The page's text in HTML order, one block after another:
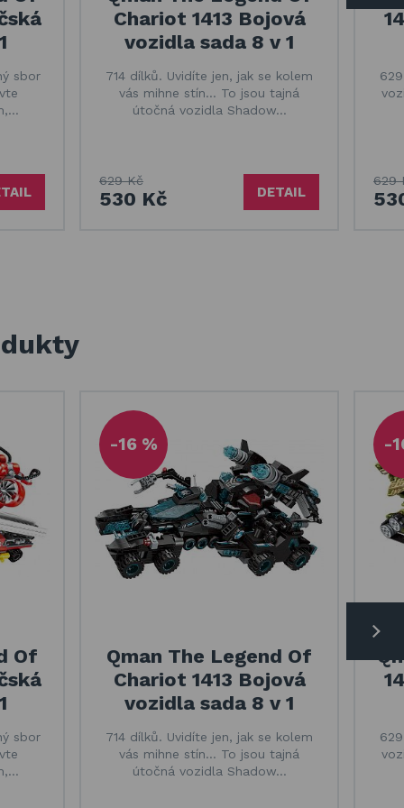
sbor
Chariot 1413 Bojová
vozidla sada 8 v 1
714 dílků. Uvidíte jen, jak se kolem
vás mihne stín... To jsou tajná
útočná vozidla Shadow…
629 Kč
530 Kč DETAIL
629
Of
sbor
-16 %
Qman The Legend Of
Chariot 1413 Bojová
vozidla sada 8 v 1
714 dílků. Uvidíte jen, jak se kolem
vás mihne stín... To jsou tajná
útočná vozidla Shadow…
-